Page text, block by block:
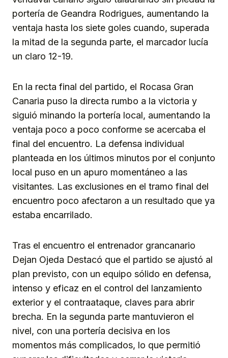
portería de Geandra Rodrigues, aumentando la
ventaja hasta los siete goles cuando, superada
la mitad de la segunda parte, el marcador lucía
un claro 12-19.
En la recta final del partido, el Rocasa Gran
Canaria puso la directa rumbo a la victoria y
siguió minando la portería local, aumentando la
ventaja poco a poco conforme se acercaba el
final del encuentro. La defensa individual
planteada en los últimos minutos por el conjunto
local puso en un apuro momentáneo a las
visitantes. Las exclusiones en el tramo final del
encuentro poco afectaron a un resultado que ya
estaba encarrilado.
Tras el encuentro el entrenador grancanario
Dejan Ojeda Destacó que el partido se ajustó al
plan previsto, con un equipo sólido en defensa,
intenso y eficaz en el control del lanzamiento
exterior y el contraataque, claves para abrir
brecha. En la segunda parte mantuvieron el
nivel, con una portería decisiva en los
momentos más complicados, lo que permitió